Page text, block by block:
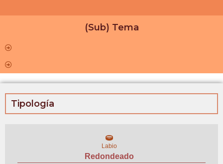
(Sub) Tema
Tipología
Labio
Redondeado